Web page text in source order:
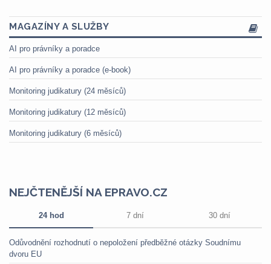
MAGAZÍNY A SLUŽBY
AI pro právníky a poradce
AI pro právníky a poradce (e-book)
Monitoring judikatury (24 měsíců)
Monitoring judikatury (12 měsíců)
Monitoring judikatury (6 měsíců)
NEJČTENĚJŠÍ NA EPRAVO.CZ
24 hod 7 dní 30 dní
Odůvodnění rozhodnutí o nepoložení předběžné otázky Soudnímu
dvoru EU